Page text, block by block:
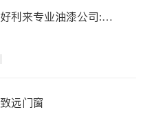
好利来专业油漆公司:保
致远门窗